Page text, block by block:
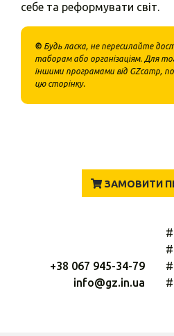
себе та реформувати світ.
© Будь ласка, не пересилайте
таборам або організаціям. Для
іншими програмами від GZcamp,
цю сторінку.
ЗАМОВИТИ
+38 067 945-34-79
info@gz.in.ua